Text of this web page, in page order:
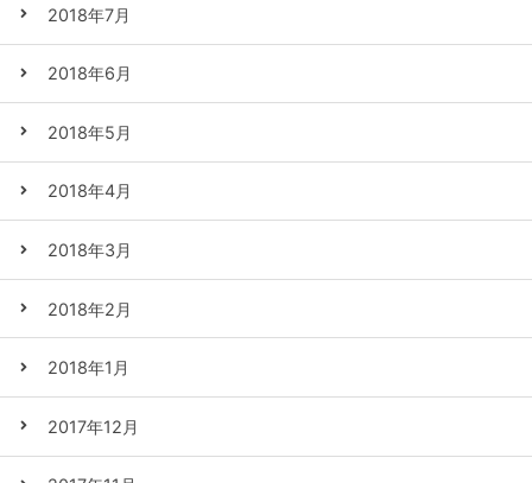
2018年7月
2018年6月
2018年5月
2018年4月
2018年3月
2018年2月
2018年1月
2017年12月